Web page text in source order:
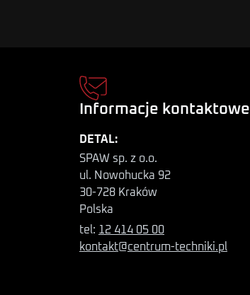
Informacje kontaktowe
DETAL:
SPAW sp. z o.o.
ul. Nowohucka 92
30-728 Kraków
Polska
tel: 12 414 05 00
kontakt@centrum-techniki.pl